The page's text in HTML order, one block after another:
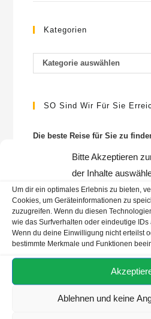
Bitte Akzeptieren
der Inhalte
Um dir ein optimales Erlebnis zu bieten,
Cookies, um Geräteinformationen zu
zuzugreifen. Wenn du diesen
wie das Surfverhalten oder eindeutige IDs
Wenn du deine Einwilligung nicht erteilst
bestimmte Merkmale und Funktionen
Ablehnen und keine
Kategorien
Kategorie auswählen
SO Sind Wir Für Sie
Die beste Reise für Sie zu
Adresse
Steinstraße 25A, 31157
Telefon
+49 5066 - 707077
Mobil
+49 1590 5426571
Email:
reisen@KLEEBLATT.de